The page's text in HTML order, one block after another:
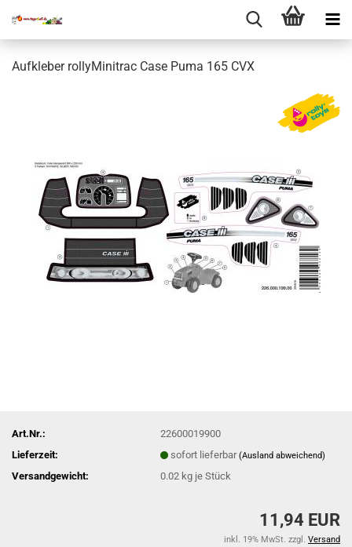
Aufkleber rollyMinitrac Case Puma 165 CVX
Art.Nr.:
22600019900
Lieferzeit:
sofort lieferbar(Ausland abweichend)
Versandgewicht: 0.02 kg je Stück
11,94 EUR
inkl. 19% MwSt. zzgl. Versand